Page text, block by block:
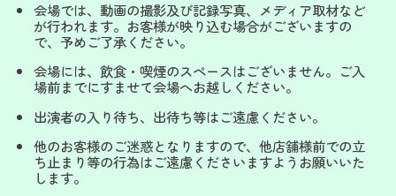
会場では、動画の撮影及び記録写真、メディア取材など
が行われます。お客様が映り込む場合がございますの
で、予めご了承ください。
会場には、飲食・喫煙のスペースはございません。ご入
場前までにすませて会場へお越しください。
出演者の入り待ち、出待ち等はご遠慮ください。
他のお客様のご迷惑となりますので、他店舗様前での立
ち止まり等の行為はご遠慮くださいますようお願いいた
します。